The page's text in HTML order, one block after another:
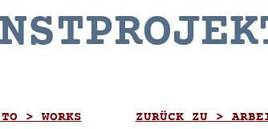
> WORKS ZURÜCK ZU >